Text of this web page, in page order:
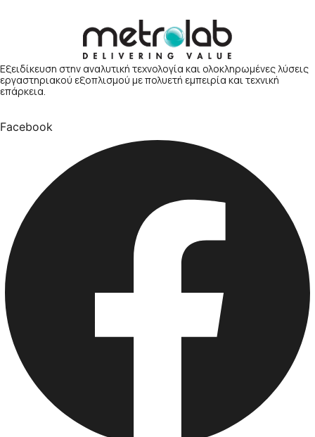
Εξειδίκευση στην αναλυτική τεχνολογία και ολοκληρωμένες λύσεις
εργαστηριακού εξοπλισμού με πολυετή εμπειρία και τεχνική
επάρκεια.
Facebook